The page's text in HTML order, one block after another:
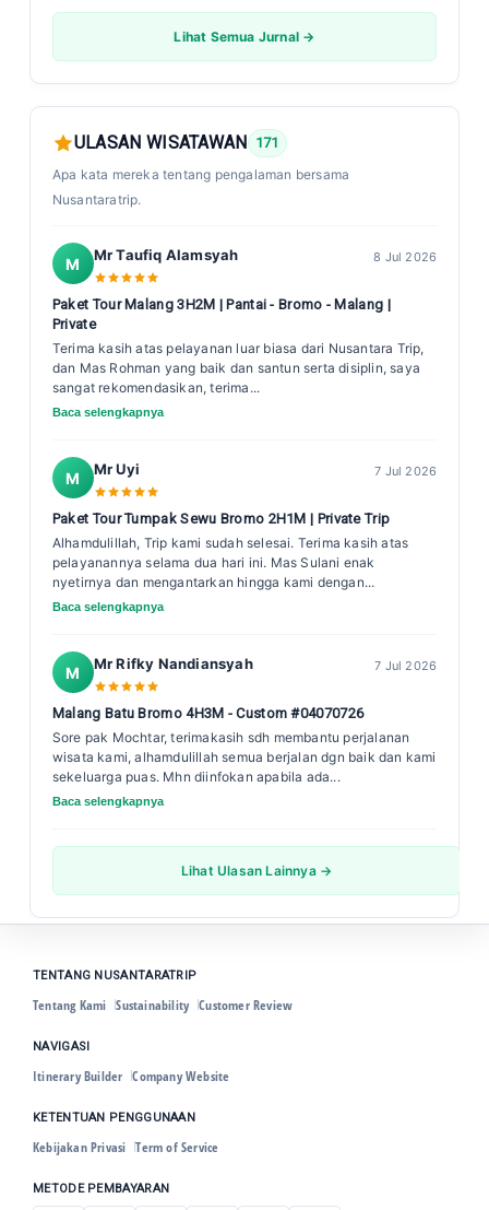
Lihat Semua Jurnal →
ULASAN WISATAWAN
171
Apa kata mereka tentang pengalaman bersama
Nusantaratrip.
M Mr Taufiq Alamsyah 8 Jul 2026
Paket Tour Malang 3H2M | Pantai - Bromo - Malang |
Private
Terima kasih atas pelayanan luar biasa dari Nusantara Trip,
dan Mas Rohman yang baik dan santun serta disiplin, saya
sangat rekomendasikan, terima...
Baca selengkapnya
M Mr Uyi 7 Jul 2026
Paket Tour Tumpak Sewu Bromo 2H1M | Private Trip
Alhamdulillah, Trip kami sudah selesai. Terima kasih atas
pelayanannya selama dua hari ini. Mas Sulani enak
nyetirnya dan mengantarkan hingga kami dengan...
Baca selengkapnya
M Mr Rifky Nandiansyah 7 Jul 2026
Malang Batu Bromo 4H3M - Custom #04070726
Sore pak Mochtar, terimakasih sdh membantu perjalanan
wisata kami, alhamdulillah semua berjalan dgn baik dan kami
sekeluarga puas. Mhn diinfokan apabila ada...
Baca selengkapnya
Lihat Ulasan Lainnya →
TENTANG NUSANTARATRIP
Tentang Kami Sustainability Customer Review
NAVIGASI
Itinerary Builder Company Website
KETENTUAN PENGGUNAAN
Kebijakan Privasi Term of Service
METODE PEMBAYARAN